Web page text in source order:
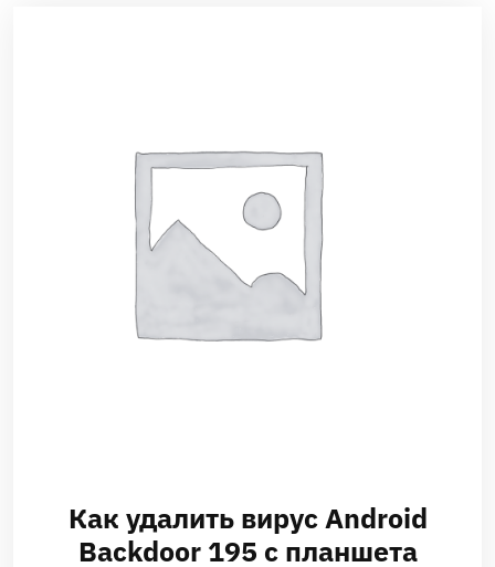
Как удалить вирус Android
Backdoor 195 с планшета